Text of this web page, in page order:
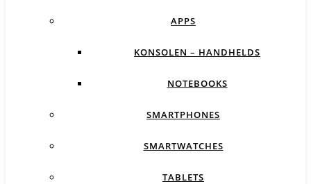
APPS
KONSOLEN – HANDHELDS
NOTEBOOKS
SMARTPHONES
SMARTWATCHES
TABLETS